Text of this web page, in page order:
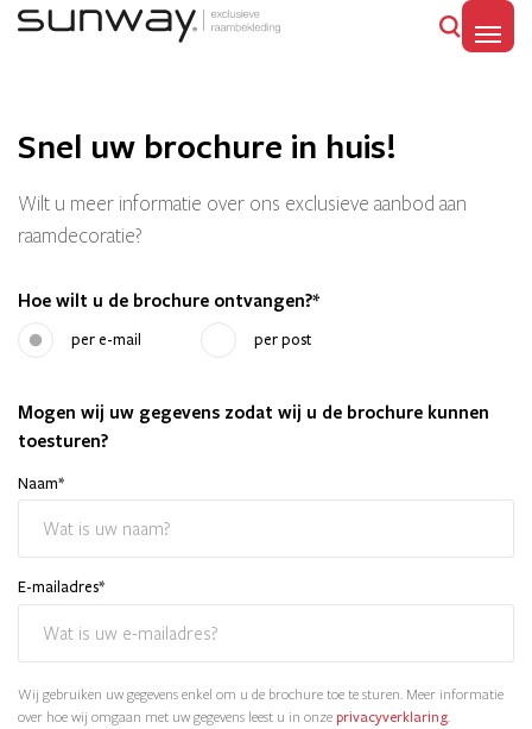
Snel uw brochure in huis!
Wilt u meer informatie over ons exclusieve aanbod aan
raamdecoratie?
Hoe wilt u de brochure ontvangen?*
per e-mail per post
Mogen wij uw gegevens zodat wij u de brochure kunnen
toesturen?
Naam*
E-mailadres*
Wij gebruiken uw gegevens enkel om u de brochure toe te sturen. Meer informatie
over hoe wij omgaan met uw gegevens leest u in onze privacyverklaring